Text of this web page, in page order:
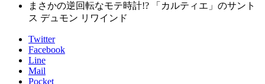
まさかの逆回転なモテ時計!? 「カルティエ」のサント
ス デュモン リワインド
Twitter
Facebook
Line
Mail
Pocket